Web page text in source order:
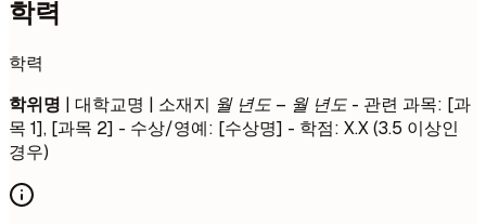
학력
학력
학위명 | 대학교명 | 소재지 월 년도 – 월 년도 - 관련 과목: [과
목 1], [과목 2] - 수상/영예: [수상명] - 학점: X.X (3.5 이상인
경우)